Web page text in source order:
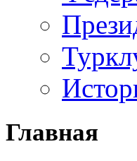
Главная